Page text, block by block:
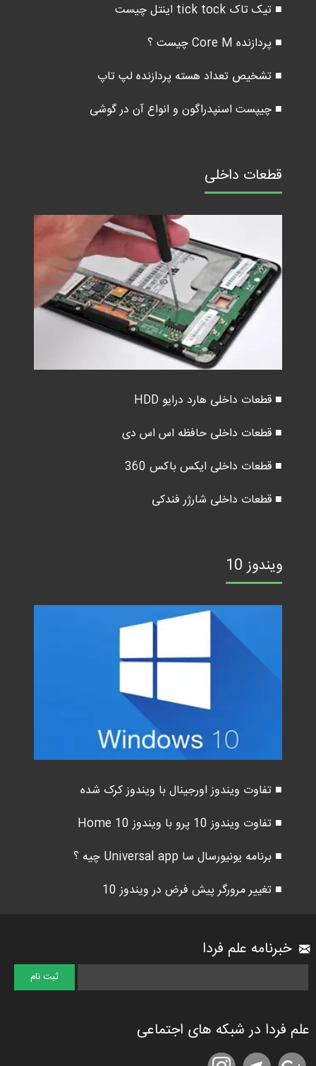
■ تیک تاک tick tock اینتل چیست
■ پردازنده Core M چیست ؟
■ تشخیص تعداد هسته پردازنده لپ تاپ
■ چیپست اسنپدراگون و انواع آن در گوشی
قطعات داخلی
■ قطعات داخلی هارد درایو HDD
■ قطعات داخلی حافظه اس اس دی
■ قطعات داخلی ایکس باکس 360
■ قطعات داخلی شارژر فندکی
ویندوز 10
■ تفاوت ویندوز اورجینال با ویندوز کرک شده
■ تفاوت ویندوز 10 پرو با ویندوز 10 Home
■ برنامه یونیورسال سا Universal app چیه ؟
■ تغییر مرورگر پیش فرض در ویندوز 10
خبرنامه علم فردا
علم فردا در شبکه های اجتماعی